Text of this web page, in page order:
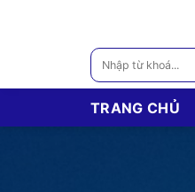
Tìm
kiếm:
TRANG CHỦ